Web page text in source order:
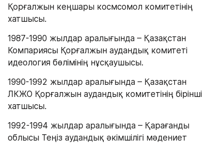
Қорғалжын кеңшары космсомол комитетінің
хатшысы.
1987-1990 жылдар аралығында – Қазақстан
Компариясы Қорғалжын аудандық комитеті
идеология бөлімінің нұсқаушысы.
1990-1992 жылдар аралығында – Қазақстан
ЛКЖО Қорғалжын аудандық комитетінің бірінші
хатшысы.
1992-1994 жылдар аралығында – Қарағанды
облысы Теңіз аудандық әкімшілігі мәдениет